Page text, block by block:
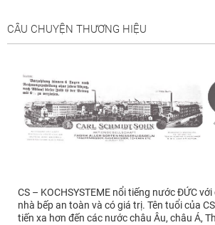
CÂU CHUYỆN THƯƠNG HIỆU
CS – KOCHSYSTEME nổi tiếng nước ĐỨC
nhà bếp an toàn và có giá trị. Tên tuổi của
tiến xa hơn đến các nước châu Âu, châu Á,